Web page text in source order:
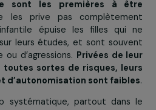
des enfants
est en grande partie dû à